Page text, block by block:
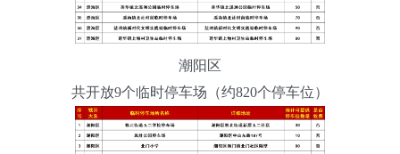
潮阳区
共开放9个临时停车场（约820个停车位）